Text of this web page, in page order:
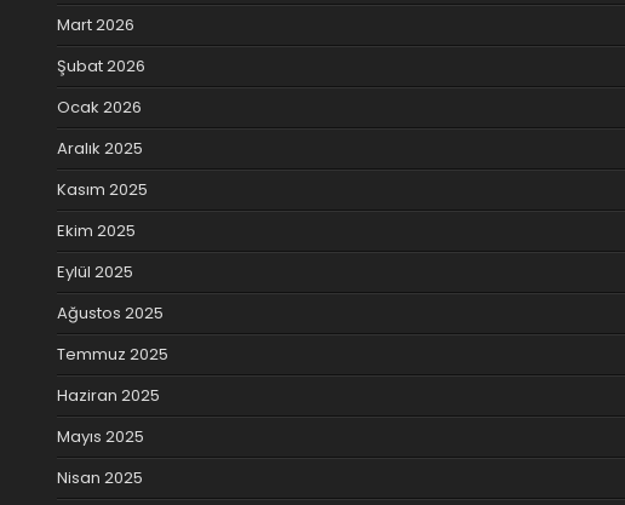
Mart 2026
Şubat 2026
Ocak 2026
Aralık 2025
Kasım 2025
Ekim 2025
Eylül 2025
Ağustos 2025
Temmuz 2025
Haziran 2025
Mayıs 2025
Nisan 2025